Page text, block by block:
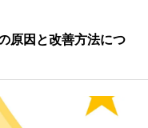
原因と改善方法につ